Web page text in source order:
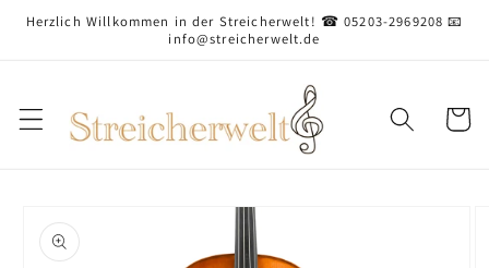
zum
Herzlich Willkommen in der Streicherwelt! ☎ 05203-2969208 📧
info@streicherwelt.de